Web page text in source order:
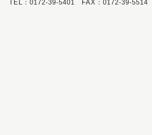
TEL：0172-39-5401 FAX：0172-39-5514